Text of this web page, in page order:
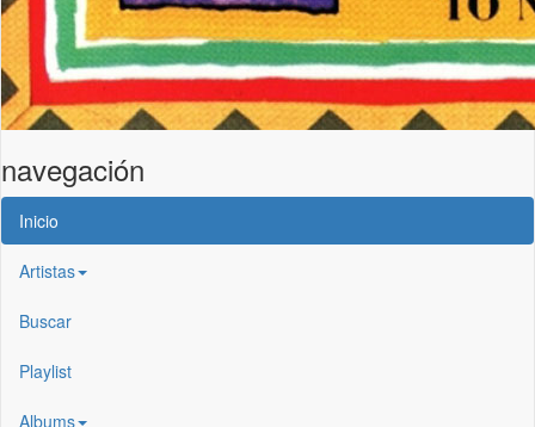
navegación
Inicio
Artistas
Buscar
Playlist
Albums